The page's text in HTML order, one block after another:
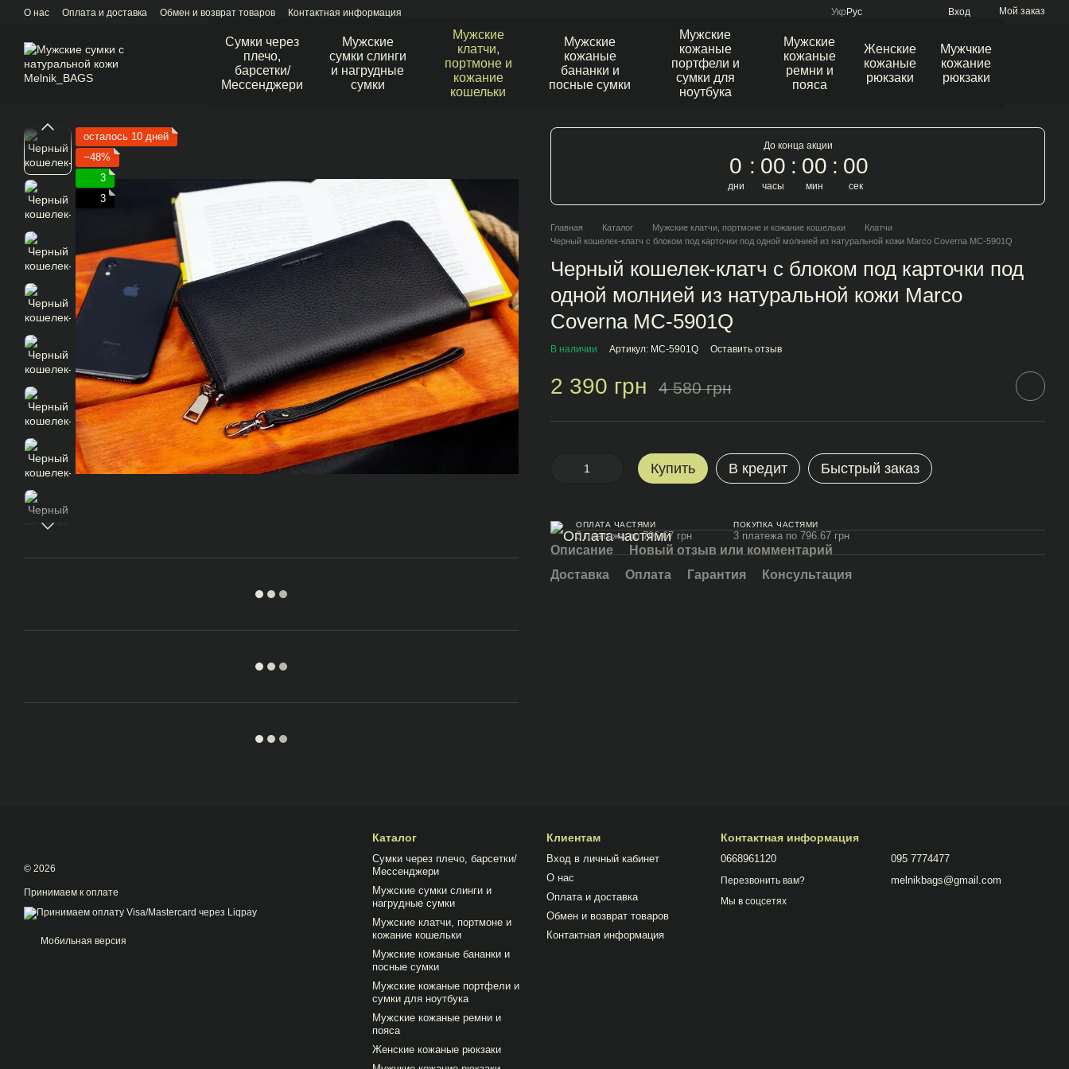
Перейти к основному контенту
О нас Оплата и доставка Обмен и возврат товаров Контактная информация Укр Рус Вход Мой заказ
Сумки через
плечо,
барсетки/
Мессенджери
Мужские
сумки слинги
и нагрудные
сумки
Мужские
клатчи,
портмоне и
кожание
кошельки
Мужские
кожаные
бананки и
посные сумки
Мужские
кожаные
портфели и
сумки для
ноутбука
Мужские
кожаные
ремни и
пояса
Женские
кожаные
рюкзаки
Мужчкие
кожание
рюкзаки
осталось 10 дней
−48%
3
3
До конца акции
0
дни
00
часы
00
мин
00
сек
Главная Каталог Мужские клатчи, портмоне и кожание кошельки
Клатчи
Черный кошелек-клатч с блоком под карточки под одной молнией из натуральной кожи Marco Coverna МС-5901Q
Черный кошелек-клатч с блоком под карточки под
одной молнией из натуральной кожи Marco
Coverna МС-5901Q
В наличии Артикул: МС-5901Q Оставить отзыв
2 390 грн 4 580 грн
Купить В кредит Быстрый заказ
ОПЛАТА ЧАСТЯМИ
3 платежа по 796.67 грн
ПОКУПКА ЧАСТЯМИ
3 платежа по 796.67 грн
Описание
Новый отзыв или комментарий
Доставка
Оплата Гарантия Консультация
© 2026
Принимаем к оплате
Мобильная версия
Каталог
Сумки через плечо, барсетки/
Мессенджери
Мужские сумки слинги и
нагрудные сумки
Мужские клатчи, портмоне и
кожание кошельки
Мужские кожаные бананки и
посные сумки
Мужские кожаные портфели и
сумки для ноутбука
Мужские кожаные ремни и
пояса
Женские кожаные рюкзаки
Клиентам
Вход в личный кабинет
О нас
Оплата и доставка
Обмен и возврат товаров
Контактная информация
Контактная информация
0668961120
Перезвонить вам?
095 7774477
melnikbags@gmail.com
Мы в соцсетях